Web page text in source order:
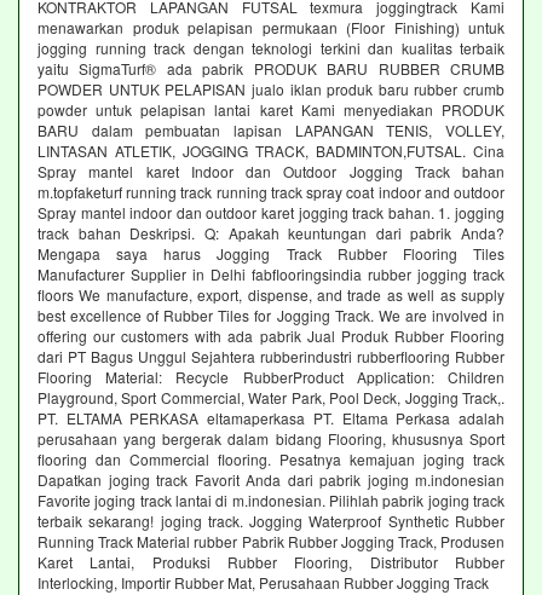
KONTRAKTOR LAPANGAN FUTSAL texmura joggingtrack Kami
menawarkan produk pelapisan permukaan (Floor Finishing) untuk
jogging running track dengan teknologi terkini dan kualitas terbaik
yaitu SigmaTurf® ada pabrik PRODUK BARU RUBBER CRUMB
POWDER UNTUK PELAPISAN jualo iklan produk baru rubber crumb
powder untuk pelapisan lantai karet Kami menyediakan PRODUK
BARU dalam pembuatan lapisan LAPANGAN TENIS, VOLLEY,
LINTASAN ATLETIK, JOGGING TRACK, BADMINTON,FUTSAL. Cina
Spray mantel karet Indoor dan Outdoor Jogging Track bahan
m.topfaketurf running track running track spray coat indoor and outdoor
Spray mantel indoor dan outdoor karet jogging track bahan. 1. jogging
track bahan Deskripsi. Q: Apakah keuntungan dari pabrik Anda?
Mengapa saya harus Jogging Track Rubber Flooring Tiles
Manufacturer Supplier in Delhi fabflooringsindia rubber jogging track
floors We manufacture, export, dispense, and trade as well as supply
best excellence of Rubber Tiles for Jogging Track. We are involved in
offering our customers with ada pabrik Jual Produk Rubber Flooring
dari PT Bagus Unggul Sejahtera rubberindustri rubberflooring Rubber
Flooring Material: Recycle RubberProduct Application: Children
Playground, Sport Commercial, Water Park, Pool Deck, Jogging Track,.
PT. ELTAMA PERKASA eltamaperkasa PT. Eltama Perkasa adalah
perusahaan yang bergerak dalam bidang Flooring, khususnya Sport
flooring dan Commercial flooring. Pesatnya kemajuan joging track
Dapatkan joging track Favorit Anda dari pabrik joging m.indonesian
Favorite joging track lantai di m.indonesian. Pilihlah pabrik joging track
terbaik sekarang! joging track. Jogging Waterproof Synthetic Rubber
Running Track Material rubber Pabrik Rubber Jogging Track, Produsen
Karet Lantai, Produksi Rubber Flooring, Distributor Rubber
Interlocking, Importir Rubber Mat, Perusahaan Rubber Jogging Track